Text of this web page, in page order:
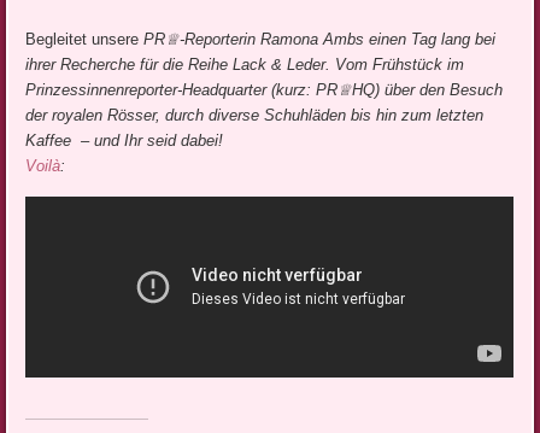
Begleitet unserePR♕-Reporterin Ramona Ambs einen Tag lang bei
ihrer Recherche für die Reihe Lack & Leder. Vom Frühstück im
Prinzessinnenreporter-Headquarter(kurz: PR♕HQ) über den Besuch
der royalen Rösser, durch diverse Schuhläden bis hin zum letzten
Kaffee – und Ihr seid dabei!
Voilà: